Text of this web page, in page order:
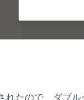
れたので、ダブル